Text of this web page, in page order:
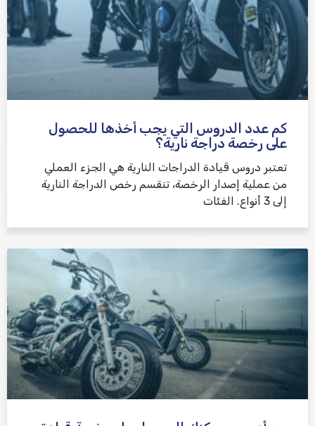
كم عدد الدروس التي يجب أخذها للحصول
على رخصة دراجة نارية؟
تعتبر دروس قيادة الدراجات النارية هي الجزء العملي
من عملية إصدار الرخصة، تنقسم رخص الدراجة النارية
إلى 3 أنواع. الفئات